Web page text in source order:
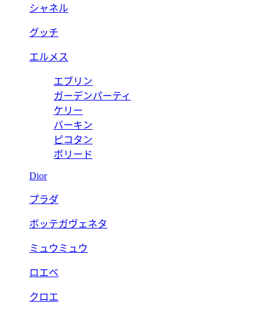
シャネル
グッチ
エルメス
エブリン
ガーデンパーティ
ケリー
バーキン
ピコタン
ボリード
Dior
プラダ
ボッテガヴェネタ
ミュウミュウ
ロエベ
クロエ